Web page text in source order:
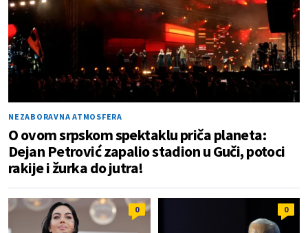
NEZABORAVNA ATMOSFERA
O ovom srpskom spektaklu priča planeta:
Dejan Petrović zapalio stadion u Guči, potoci
rakije i žurka do jutra!
0 0